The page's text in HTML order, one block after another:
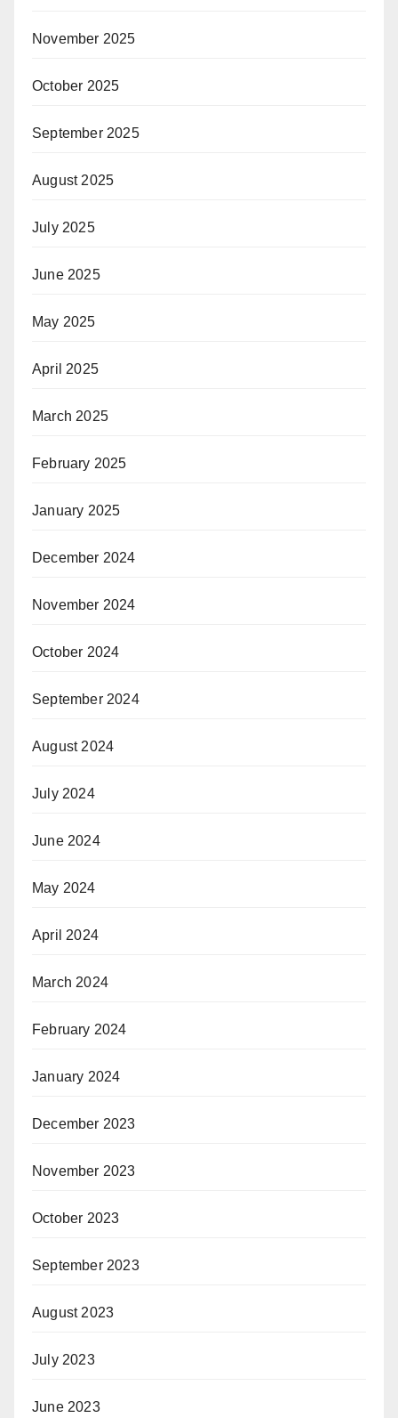
November 2025
October 2025
September 2025
August 2025
July 2025
June 2025
May 2025
April 2025
March 2025
February 2025
January 2025
December 2024
November 2024
October 2024
September 2024
August 2024
July 2024
June 2024
May 2024
April 2024
March 2024
February 2024
January 2024
December 2023
November 2023
October 2023
September 2023
August 2023
July 2023
June 2023